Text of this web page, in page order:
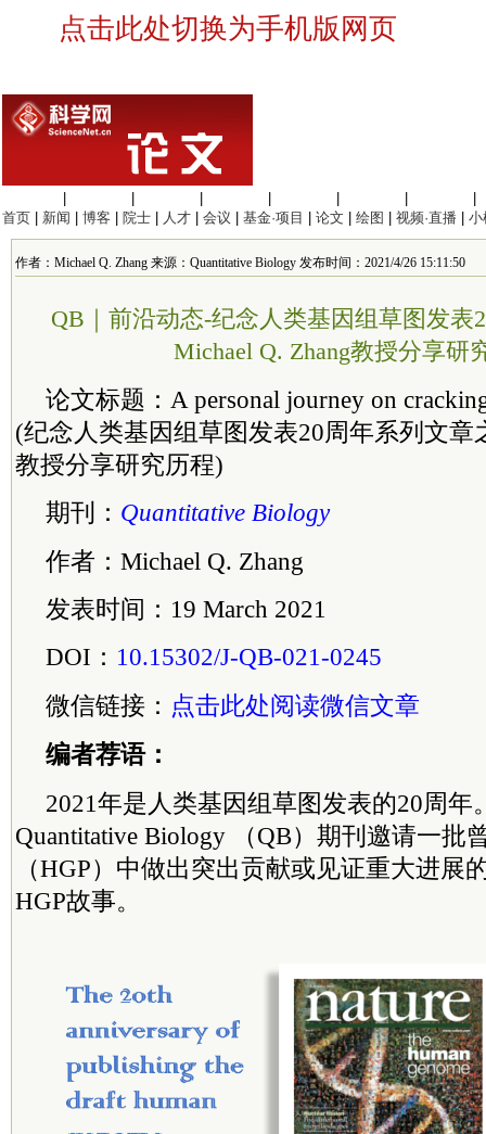
点击此处切换为手机版网页
首页
新闻 博客 院士 人才 会议 基金·项目 论文 绘图 视频·直播 小
作者：Michael Q. Zhang 来源：Quantitative Biology 发布时间：2021/4/26 15:11:50
QB｜前沿动态-纪念人类基因组草图发表
Michael Q. Zhang教授分享研
论文标题：A personal journey on
(纪念人类基因组草图发表20周年系列文章
教授分享研究历程)
期刊： Quantitative Biology
作者：Michael Q. Zhang
发表时间：19 March 2021
DOI： 10.15302/J-QB-021-0245
微信链接： 点击此处阅读微信文章
编者荐语：
2021年是人类基因组草图发表的20周年
Quantitative Biology （QB）期刊邀请一批
（HGP）中做出突出贡献或见证重大进展
HGP故事。